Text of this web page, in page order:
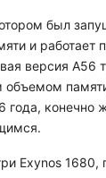
был
и работает
версия A56
года, конечно
Exynos